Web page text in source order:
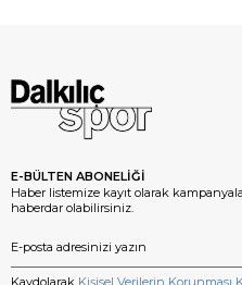
E-BÜLTEN ABONELİĞİ
Haber listemize kayıt olarak
haberdar olabilirsiniz.
Kaydolarak Kişisel Verilerin Korunması